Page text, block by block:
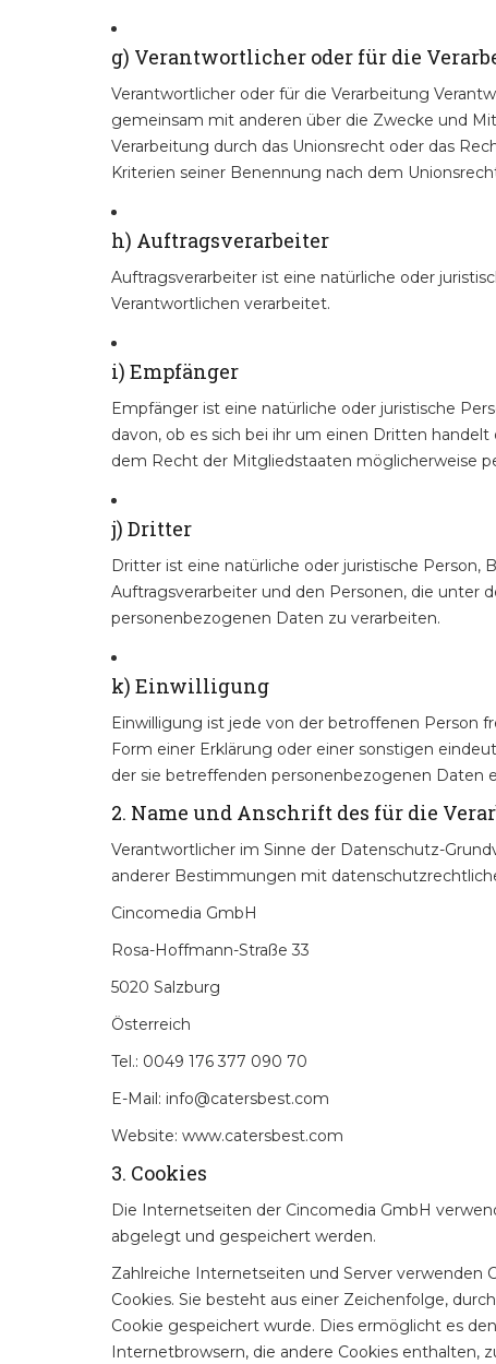
g) Verantwortlicher oder für die
Verantwortlicher oder für die Verarbeitung
gemeinsam mit anderen über die Zwecke und
Verarbeitung durch das Unionsrecht oder das
Kriterien seiner Benennung nach dem
h) Auftragsverarbeiter
Auftragsverarbeiter ist eine natürliche oder
Verantwortlichen verarbeitet.
i) Empfänger
Empfänger ist eine natürliche oder juristische
davon, ob es sich bei ihr um einen Dritten
dem Recht der Mitgliedstaaten möglicherweise
j) Dritter
Dritter ist eine natürliche oder juristische Person,
Auftragsverarbeiter und den Personen, die unter
personenbezogenen Daten zu verarbeiten.
k) Einwilligung
Einwilligung ist jede von der betroffenen Person
Form einer Erklärung oder einer sonstigen
der sie betreffenden personenbezogenen Daten
2. Name und Anschrift des für die
Verantwortlicher im Sinne der Datenschutz-
anderer Bestimmungen mit
Cincomedia GmbH
Rosa-Hoffmann-Straße 33
5020 Salzburg
Österreich
Tel.: 0049 176 377 090 70
E-Mail: info@catersbest.com
Website: www.catersbest.com
3. Cookies
Die Internetseiten der Cincomedia GmbH
abgelegt und gespeichert werden.
Zahlreiche Internetseiten und Server verwenden
Cookies. Sie besteht aus einer Zeichenfolge,
Cookie gespeichert wurde. Dies ermöglicht es
Internetbrowsern, die andere Cookies enthalten,